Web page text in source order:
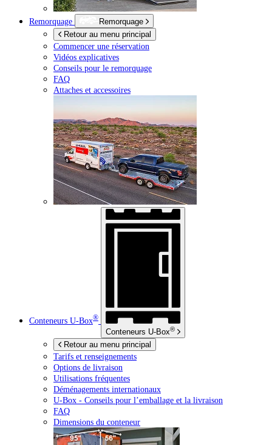
Remorquage
Remorquage
Retour au menu principal
Commencer une réservation
Vidéos explicatives
Conseils pour le remorquage
FAQ
Attaches et accessoires
Conteneurs U-Box®
Conteneurs U-Box®
Retour au menu principal
Tarifs et renseignements
Options de livraison
Utilisations fréquentes
Déménagements internationaux
U-Box - Conseils pour l’emballage et la livraison
FAQ
Dimensions du conteneur